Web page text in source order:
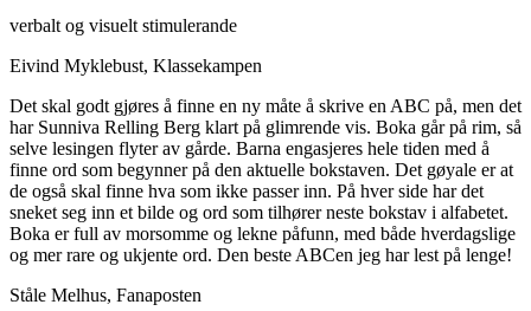
verbalt og visuelt stimulerande
Eivind Myklebust, Klassekampen
Det skal godt gjøres å finne en ny måte å skrive en ABC på, men det
har Sunniva Relling Berg klart på glimrende vis. Boka går på rim, så
selve lesingen flyter av gårde. Barna engasjeres hele tiden med å
finne ord som begynner på den aktuelle bokstaven. Det gøyale er at
de også skal finne hva som ikke passer inn. På hver side har det
sneket seg inn et bilde og ord som tilhører neste bokstav i alfabetet.
Boka er full av morsomme og lekne påfunn, med både hverdagslige
og mer rare og ukjente ord. Den beste ABCen jeg har lest på lenge!
Ståle Melhus, Fanaposten